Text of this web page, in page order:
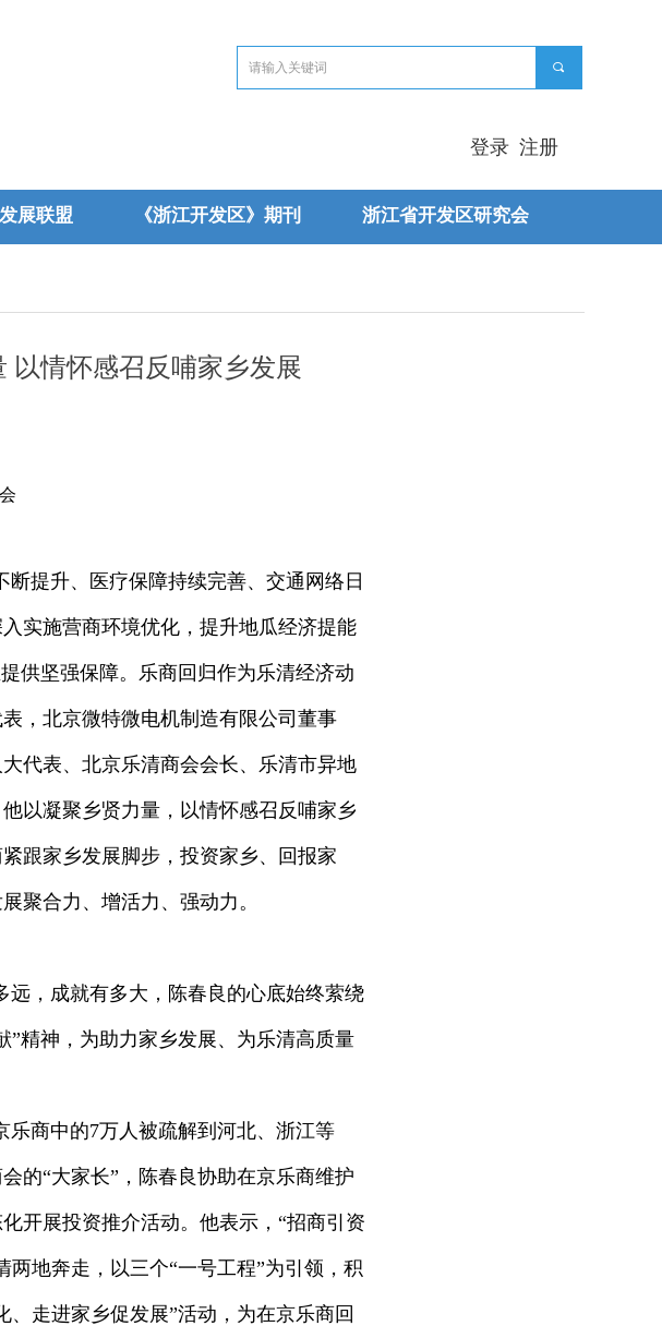
展联盟 《浙江开发区》期刊 浙江省开发区研究会
끠
登录 注册
以情怀感召反哺家乡发展
提升、医疗保障持续完善、交通网络日
实施营商环境优化，提升地瓜经济提能
供坚强保障。乐商回归作为乐清经济动
，北京微特微电机制造有限公司董事
代表、北京乐清商会会长、乐清市异地
以凝聚乡贤力量，以情怀感召反哺家乡
跟家乡发展脚步，投资家乡、回报家
聚合力、增活力、强动力。
，成就有多大，陈春良的心底始终萦绕
精神，为助力家乡发展、为乐清高质量
乐商中的7万人被疏解到河北、浙江等
的“大家长”，陈春良协助在京乐商维护
开展投资推介活动。他表示，“招商引资
地奔走，以三个“一号工程”为引领，积
走进家乡促发展”活动，为在京乐商回